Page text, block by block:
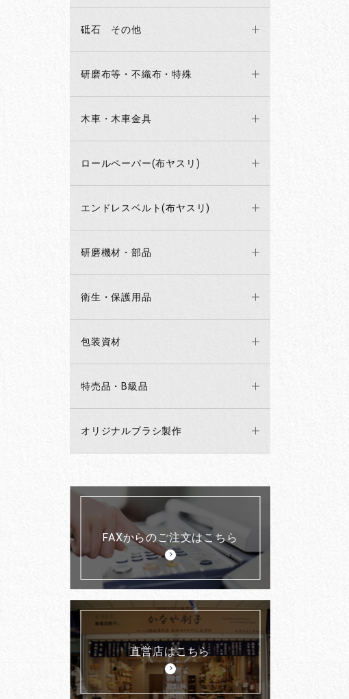
砥石 その他
研磨布等・不織布・特殊
木車・木車金具
ロールペーパー(布ヤスリ)
エンドレスベルト(布ヤスリ)
研磨機材・部品
衛生・保護用品
包装資材
特売品・B級品
オリジナルブラシ製作
FAXからのご注文はこちら
直営店はこちら